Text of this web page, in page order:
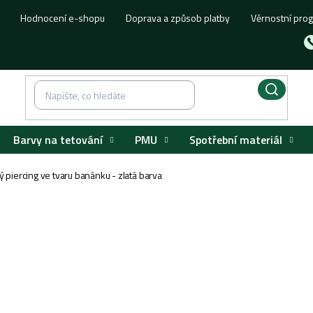
Hodnocení e-shopu Doprava a způsob platby Věrnostní
Barvy na tetování PMU Spotřební materiál
piercing ve tvaru banánku - zlatá barva